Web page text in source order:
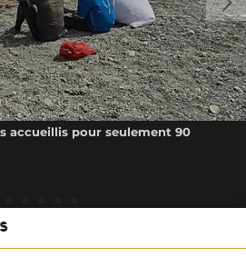
accueillis pour seulement 90